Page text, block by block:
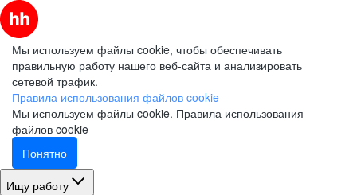
Мы используем файлы cookie, чтобы обеспечивать
правильную работу нашего веб-сайта и анализировать
сетевой трафик.
Правила использования файлов cookie
Мы используем файлы cookie. Правила использования
файлов cookie
Понятно
Ищу работу